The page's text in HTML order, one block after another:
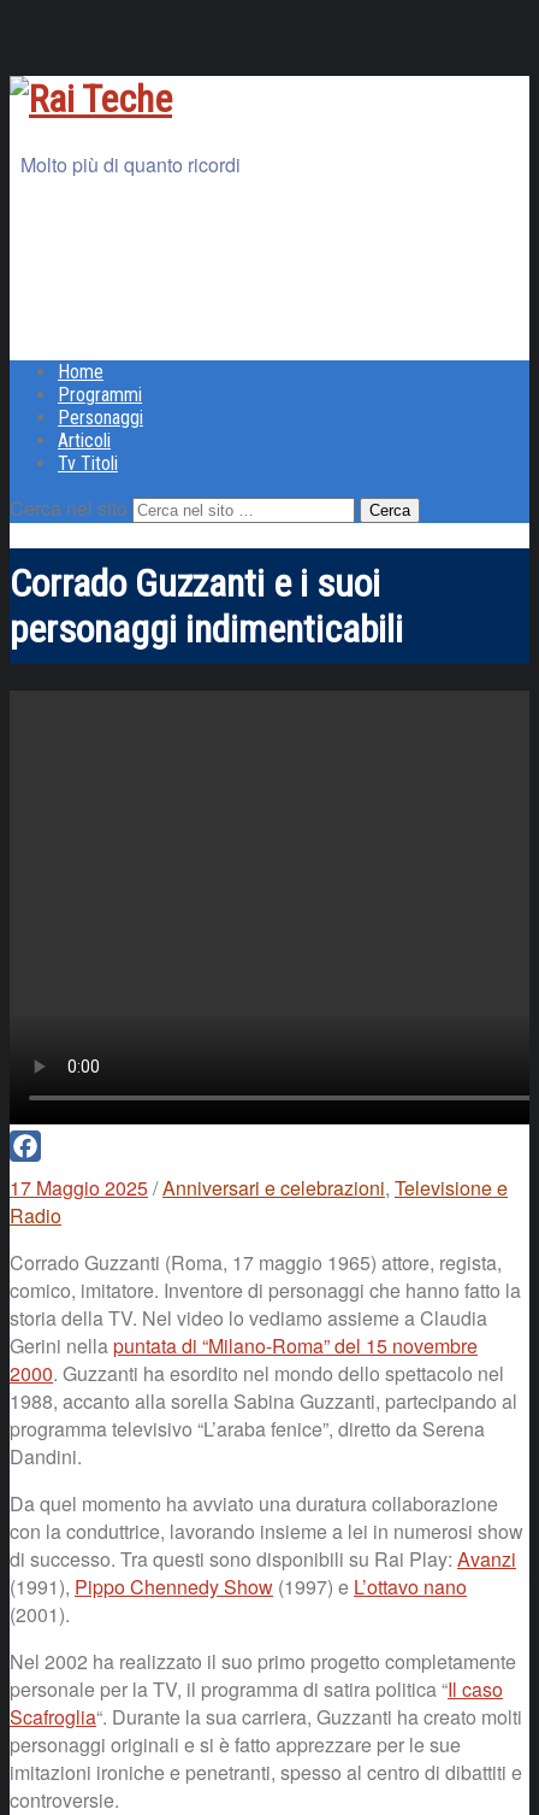
Molto più di quanto ricordi
Home
Programmi
Personaggi
Articoli
Tv Titoli
Cerca nel sito
Corrado Guzzanti e i suoi
personaggi indimenticabili
Facebook
17 Maggio 2025/Anniversari e celebrazioni, Televisione e
Radio
Corrado Guzzanti (Roma, 17 maggio 1965) attore, regista,
comico, imitatore. Inventore di personaggi che hanno fatto la
storia della TV. Nel video lo vediamo assieme a Claudia
Gerini nellapuntata di “Milano-Roma” del 15 novembre
2000. Guzzanti ha esordito nel mondo dello spettacolo nel
1988, accanto alla sorella Sabina Guzzanti, partecipando al
programma televisivo “L’araba fenice”, diretto da Serena
Dandini.
Da quel momento ha avviato una duratura collaborazione
con la conduttrice, lavorando insieme a lei in numerosi show
di successo. Tra questi sono disponibili su Rai Play: Avanzi
(1991), Pippo Chennedy Show (1997) e L’ottavo nano
(2001).
Nel 2002 ha realizzato il suo primo progetto completamente
personale per la TV, il programma di satira politica “Il caso
Scafroglia“. Durante la sua carriera, Guzzanti ha creato molti
personaggi originali e si è fatto apprezzare per le sue
imitazioni ironiche e penetranti, spesso al centro di dibattiti e
controversie.